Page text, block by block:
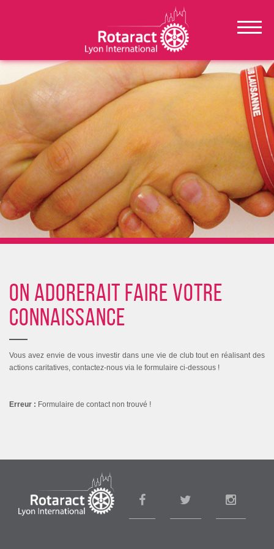
On adorerait faire votre
connaissance
Vous avez envie de vous investir dans une vie de club tout en réalisant des
actions caritatives, contactez-nous via le formulaire ci-dessous !
Erreur : Formulaire de contact non trouvé !